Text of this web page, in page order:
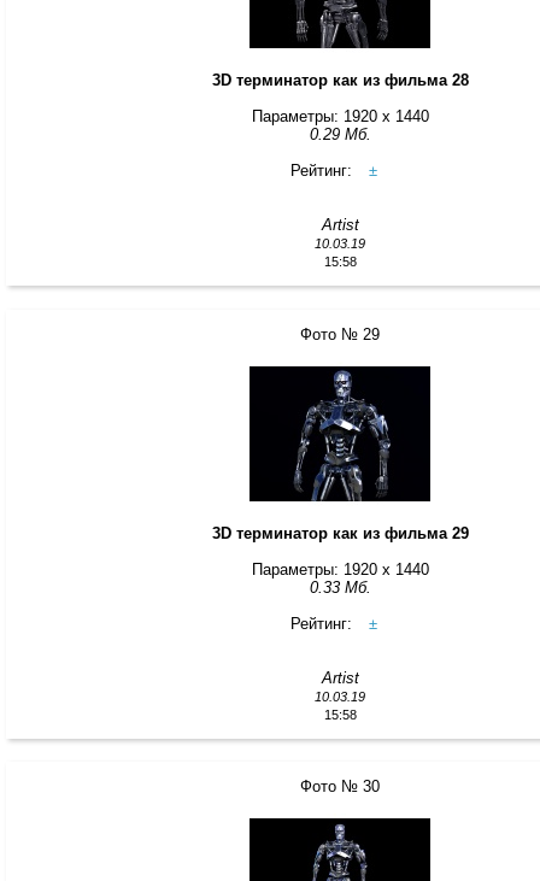
3D терминатор как из фильма 28
Параметры: 1920 x 1440
0.29 Мб.
Рейтинг:
±
Artist
10.03.19
15:58
Фото № 29
3D терминатор как из фильма 29
Параметры: 1920 x 1440
0.33 Мб.
Рейтинг:
±
Artist
10.03.19
15:58
Фото № 30